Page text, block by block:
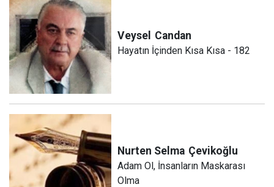
Veysel Candan
Hayatın İçinden Kısa Kısa - 182
Nurten Selma Çevikoğlu
Adam Ol, İnsanların Maskarası
Olma